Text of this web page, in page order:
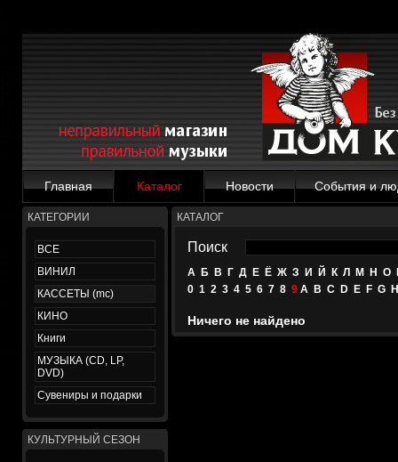
Главная Каталог Новости События и
КАТЕГОРИИ
ВСЕ
ВИНИЛ
КАССЕТЫ (mc)
КИНО
Книги
МУЗЫКА (CD, LP,
DVD)
Сувениры и подарки
КУЛЬТУРНЫЙ СЕЗОН
КАТАЛОГ
Поиск
А Б В Г Д Е Ё Ж З И Й К Л М Н О
0 1 2 3 4 5 6 7 8 9 A B C D E F G H
Ничего не найдено